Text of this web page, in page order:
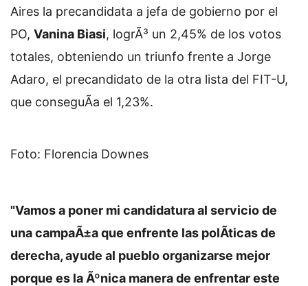
Aires la precandidata a jefa de gobierno por el
PO, Vanina Biasi, logrÃ³ un 2,45% de los votos
totales, obteniendo un triunfo frente a Jorge
Adaro, el precandidato de la otra lista del FIT-U,
que conseguÃ­a el 1,23%.
Foto: Florencia Downes
"Vamos a poner mi candidatura al servicio de
una campaÃ±a que enfrente las polÃ­ticas de
derecha, ayude al pueblo organizarse mejor
porque es la Ãºnica manera de enfrentar este